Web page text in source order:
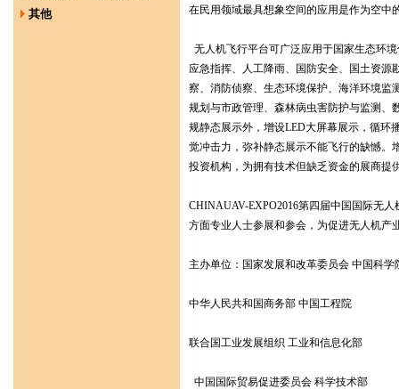
其他
在民用领域最具想象空间的应用是作为空中
无人机飞行平台可广泛应用于国家生态环
应急指挥、人工降雨、国防安全、国土资源
察、消防侦察、生态环境保护、海洋环境监
规划与市政管理、森林病虫害防护与监测、
规静态展示外，增设LED大屏幕展示，循环
觉冲击力，弥补静态展示不能飞行的缺憾。
投资机构，为拥有技术但缺乏资金的展商提
CHINAUAV-EXPO2016第四届中国国际无
方面专业人士参展和参会，为促进无人机产
主办单位：国家发展和改革委员会 中国科学
中华人民共和国商务部 中国工程院
联合国工业发展组织 工业和信息化部
中国国际贸易促进委员会 科学技术部